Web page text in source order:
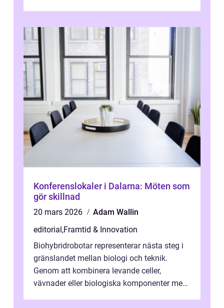
Konferenslokaler i Dalarna: Möten som
gör skillnad
20 mars 2026
Adam Wallin
editorial,Framtid & Innovation
Biohybridrobotar representerar nästa steg i
gränslandet mellan biologi och teknik.
Genom att kombinera levande celler,
vävnader eller biologiska komponenter med